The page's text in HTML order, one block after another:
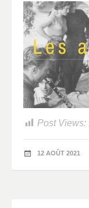
Post Views:
12 AOÛT 2021